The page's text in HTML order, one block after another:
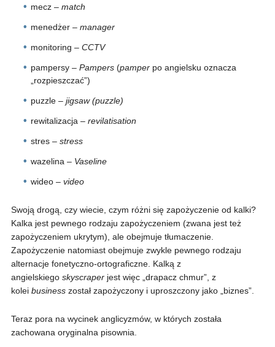
mecz – match
menedżer – manager
monitoring – CCTV
pampersy – Pampers(pamperpo angielsku oznacza
„rozpieszczać”)
puzzle – jigsaw (puzzle)
rewitalizacja – revilatisation
stres – stress
wazelina – Vaseline
wideo – video
Swoją drogą, czy wiecie, czym różni się zapożyczenie od kalki?
Kalka jest pewnego rodzaju zapożyczeniem (zwana jest też
zapożyczeniem ukrytym), ale obejmuje tłumaczenie.
Zapożyczenie natomiast obejmuje zwykle pewnego rodzaju
alternacje fonetyczno-ortograficzne. Kalką z
angielskiego skyscraperjest więc „drapacz chmur”, z
kolei businesszostał zapożyczony i uproszczony jako „biznes”.
Teraz pora na wycinek anglicyzmów, w których została
zachowana oryginalna pisownia.